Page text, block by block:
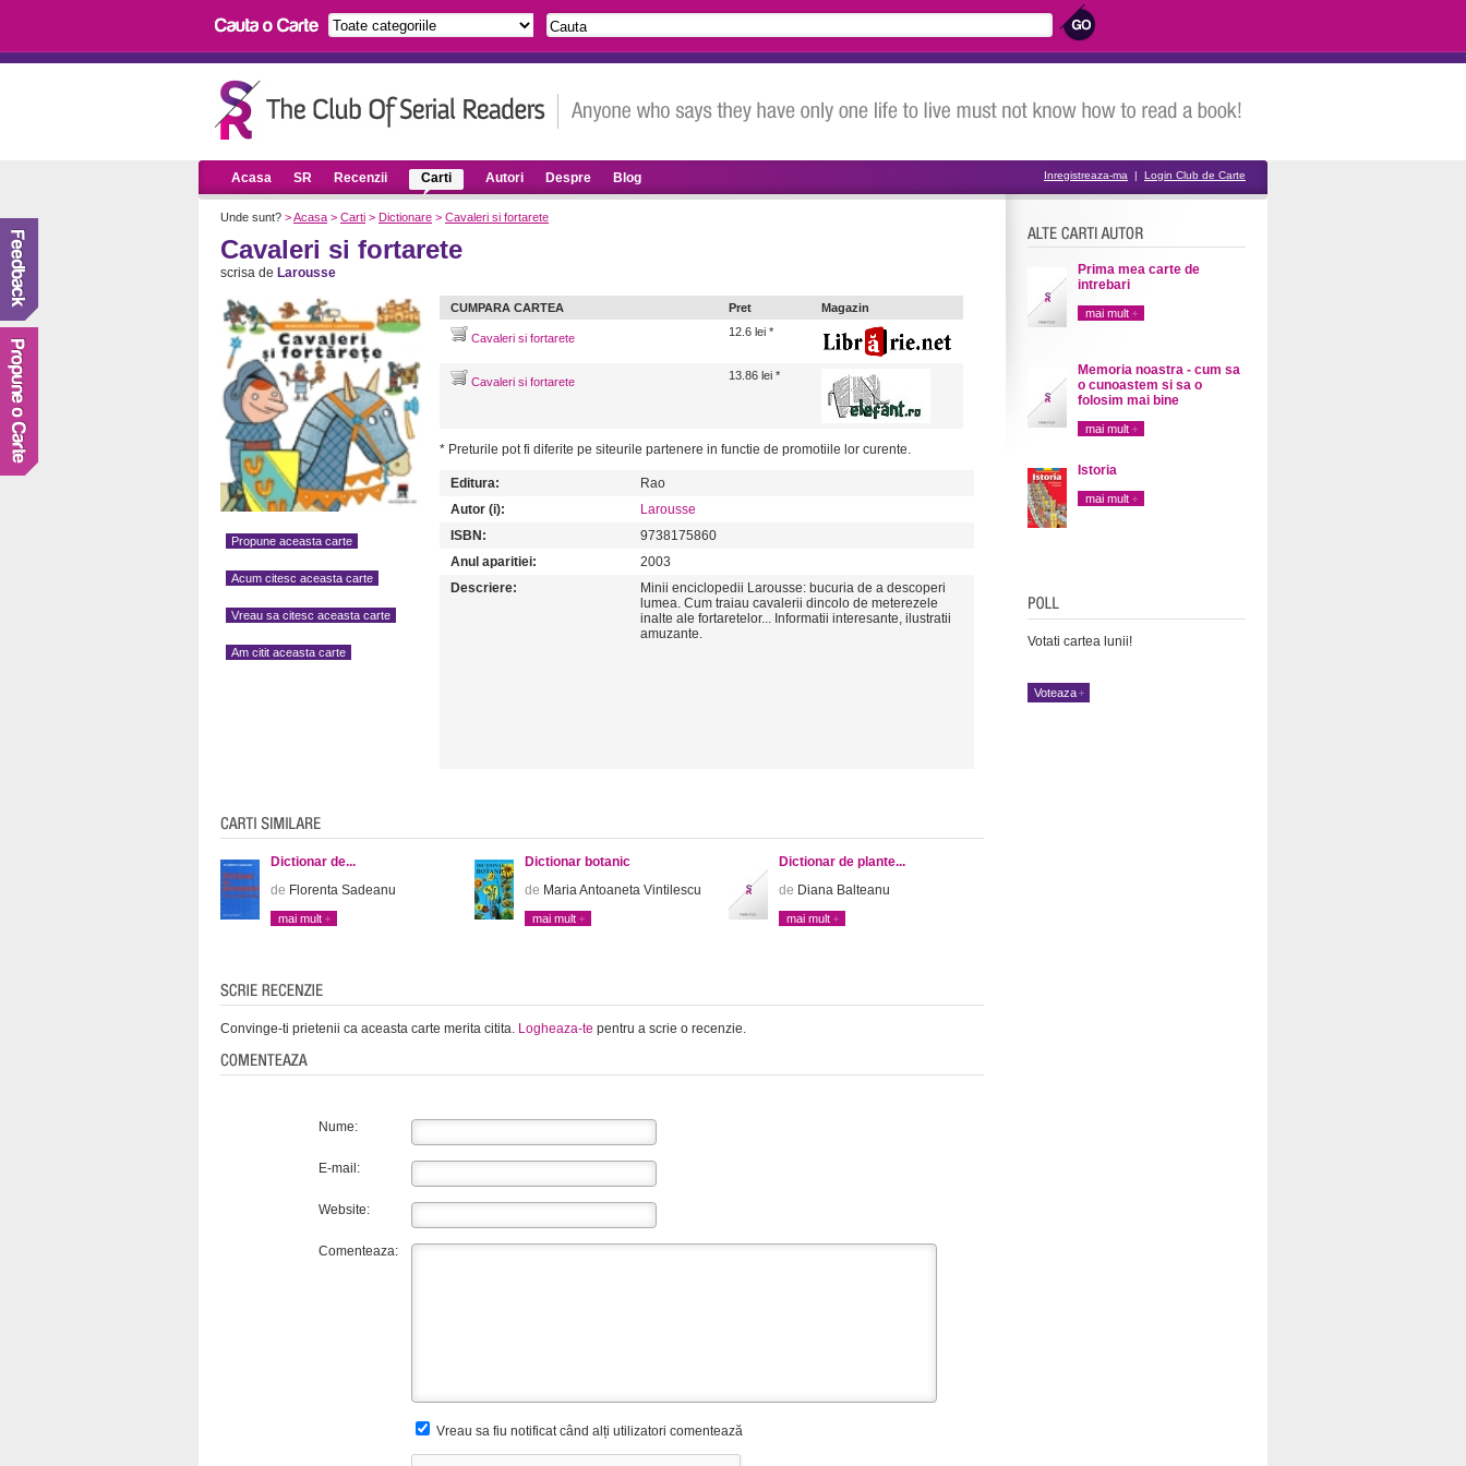
Acasa SR Recenzii Carti Autori Despre Blog Inregistreaza-ma | Login Club de Carte
Unde sunt? >Acasa > Carti > Dictionare > Cavaleri si fortarete
Cavaleri si fortarete
scrisa de Larousse
Propune aceasta carte
Acum citesc aceasta carte
Vreau sa citesc aceasta carte
Am citit aceasta carte
CUMPARA CARTEA Pret Magazin
Cavaleri si fortarete 12.6 lei *
Cavaleri si fortarete 13.86 lei *
* Preturile pot fi diferite pe siteurile partenere in functie de promotiile lor curente.
Editura:
Rao
Autor (i):
Larousse
ISBN:
9738175860
Anul aparitiei:
2003
Descriere:
Minii enciclopedii Larousse: bucuria de a descoperi
lumea. Cum traiau cavalerii dincolo de meterezele
inalte ale fortaretelor... Informatii interesante, ilustratii
amuzante.
Dictionar de...
de Florenta Sadeanu
mai mult
Dictionar botanic
de Maria Antoaneta Vintilescu
mai mult
Dictionar de plante...
de Diana Balteanu
mai mult
Convinge-ti prietenii ca aceasta carte merita citita. Logheaza-te pentru a scrie o recenzie.
Nume:
E-mail:
Website:
Comenteaza:
Vreau sa fiu notificat când alți utilizatori comentează
Prima mea carte de
intrebari
mai mult
Memoria noastra - cum sa
o cunoastem si sa o
folosim mai bine
mai mult
Istoria
mai mult
Votati cartea lunii!